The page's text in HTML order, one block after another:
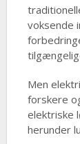
voksende
Men
forskere
elektriske
herunder